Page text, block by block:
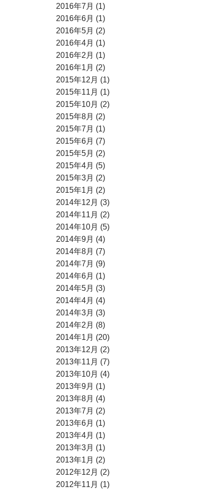
2016年7月 (1)
2016年6月 (1)
2016年5月 (2)
2016年4月 (1)
2016年2月 (1)
2016年1月 (2)
2015年12月 (1)
2015年11月 (1)
2015年10月 (2)
2015年8月 (2)
2015年7月 (1)
2015年6月 (7)
2015年5月 (2)
2015年4月 (5)
2015年3月 (2)
2015年1月 (2)
2014年12月 (3)
2014年11月 (2)
2014年10月 (5)
2014年9月 (4)
2014年8月 (7)
2014年7月 (9)
2014年6月 (1)
2014年5月 (3)
2014年4月 (4)
2014年3月 (3)
2014年2月 (8)
2014年1月 (20)
2013年12月 (2)
2013年11月 (7)
2013年10月 (4)
2013年9月 (1)
2013年8月 (4)
2013年7月 (2)
2013年6月 (1)
2013年4月 (1)
2013年3月 (1)
2013年1月 (2)
2012年12月 (2)
2012年11月 (1)